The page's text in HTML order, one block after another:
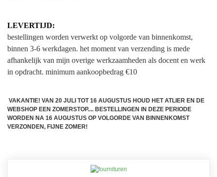
LEVERTIJD:
bestellingen worden verwerkt op volgorde van binnenkomst,
binnen 3-6 werkdagen. het moment van verzending is mede
afhankelijk van mijn overige werkzaamheden als docent en werk
in opdracht. minimum aankoopbedrag €10
VAKANTIE! VAN 20 JULI TOT 16 AUGUSTUS HOUD HET ATLIER EN DE
WEBSHOP EEN ZOMERSTOP.... BESTELLINGEN IN DEZE PERIODE
WORDEN NA 16 AUGUSTUS OP VOLGORDE VAN BINNENKOMST
VERZONDEN, FIJNE ZOMER!